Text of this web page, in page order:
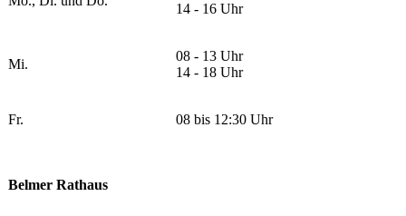
14 - 16 Uhr
Mi.
08 - 13 Uhr
14 - 18 Uhr
Fr. 08 bis 12:30 Uhr
Belmer Rathaus